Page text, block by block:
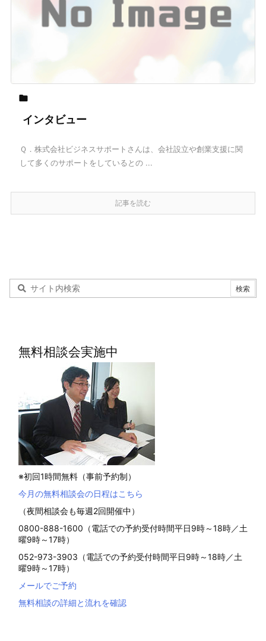

インタビュー
Ｑ．株式会社ビジネスサポートさんは、会社設立や創業支援に関
して多くのサポートをしているとの ...
記事を読む
無料相談会実施中
※初回1時間無料（事前予約制）
今月の無料相談会の日程はこちら
（夜間相談会も毎週2回開催中）
0800-888-1600（電話での予約受付時間平日9時～18時／土
曜9時～17時）
052-973-3903（電話での予約受付時間平日9時～18時／土
曜9時～17時）
メールでご予約
無料相談の詳細と流れを確認